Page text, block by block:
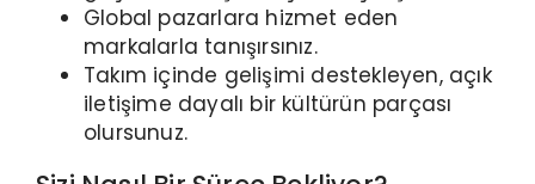
Global pazarlara hizmet eden
markalarla tanışırsınız.
Takım içinde gelişimi destekleyen, açık
iletişime dayalı bir kültürün parçası
olursunuz.